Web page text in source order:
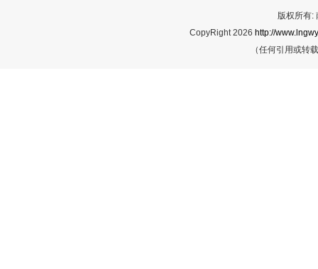
版权所有:
CopyRight 2026 http://
（任何引用或转